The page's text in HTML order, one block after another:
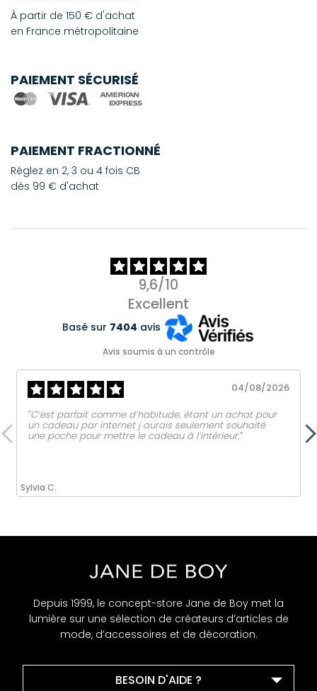
À partir de 150 € d'achat
en France métropolitaine
PAIEMENT SÉCURISÉ
PAIEMENT FRACTIONNÉ
Réglez en 2, 3 ou 4 fois CB
dès 99 € d'achat
9,6/10
Excellent
Basé sur 7404 avis
Avis soumis à un contrôle
Sylvia C.
04/08/2026
‟C’est parfait comme d’habitude, étant un achat pour
un cadeau par internet j aurais seulement souhaité
une poche pour mettre le cadeau à l’intérieur.ˮ
Depuis 1999, le concept-store Jane de Boy met la
lumière sur une sélection de créateurs d’articles de
mode, d’accessoires et de décoration.
BESOIN D'AIDE ?